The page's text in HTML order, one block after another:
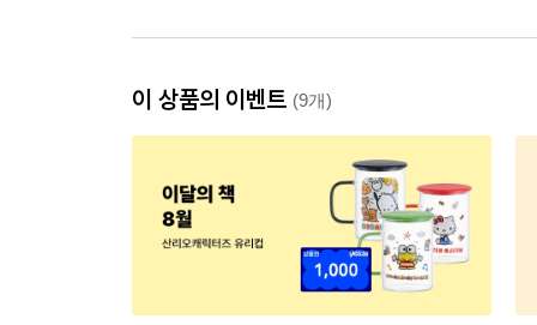
이 상품의 이벤트 (9개)